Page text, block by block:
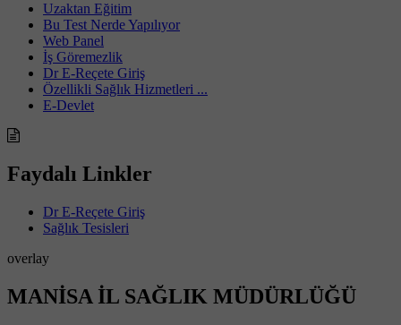
Uzaktan Eğitim
Bu Test Nerde Yapılıyor
Web Panel
İş Göremezlik
Dr E-Reçete Giriş
Özellikli Sağlık Hizmetleri ...
E-Devlet
Faydalı Linkler
Dr E-Reçete Giriş
Sağlık Tesisleri
overlay
MANİSA İL SAĞLIK MÜDÜRLÜĞÜ